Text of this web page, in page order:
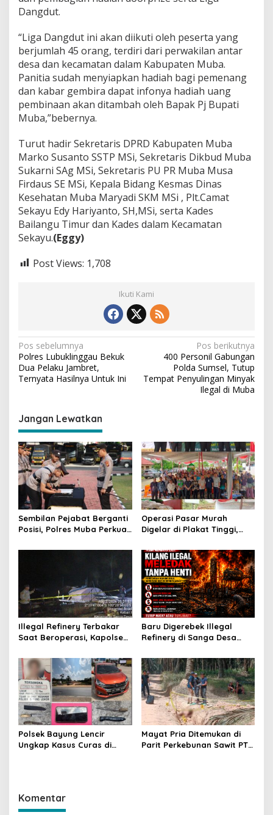
Dangdut.
“Liga Dangdut ini akan diikuti oleh peserta yang
berjumlah 45 orang, terdiri dari perwakilan antar
desa dan kecamatan dalam Kabupaten Muba.
Panitia sudah menyiapkan hadiah bagi pemenang
dan kabar gembira dapat infonya hadiah uang
pembinaan akan ditambah oleh Bapak Pj Bupati
Muba,”bebernya.
Turut hadir Sekretaris DPRD Kabupaten Muba
Marko Susanto SSTP MSi, Sekretaris Dikbud Muba
Sukarni SAg MSi, Sekretaris PU PR Muba Musa
Firdaus SE MSi, Kepala Bidang Kesmas Dinas
Kesehatan Muba Maryadi SKM MSi , Plt.Camat
Sekayu Edy Hariyanto, SH,MSi, serta Kades
Bailangu Timur dan Kades dalam Kecamatan
Sekayu.(Eggy)
Post Views: 1,708
Ikuti Kami
N
a
v
g
a
s
i
p
o
s
Pos sebelumnya
Polres Lubuklinggau Bekuk
Dua Pelaku Jambret,
Ternyata Hasilnya Untuk Ini
Pos berikutnya
400 Personil Gabungan
Polda Sumsel, Tutup
Tempat Penyulingan Minyak
Ilegal di Muba
Jangan Lewatkan
Sembilan Pejabat Berganti
Posisi, Polres Muba Perkuat
Presisi
Operasi Pasar Murah
Digelar di Plakat Tinggi,
Subsidi untuk Ringankan
Beban Warga
Illegal Refinery Terbakar
Saat Beroperasi, Kapolsek
Penindakan dan
Pencegahan Terus
Dilakukan
Baru Digerebek Illegal
Refinery di Sanga Desa
Hukum Dipertanyakan
Polsek Bayung Lencir
Ungkap Kasus Curas di
Mayat Pria Ditemukan di
Parit Perkebunan Sawit PT
Komentar